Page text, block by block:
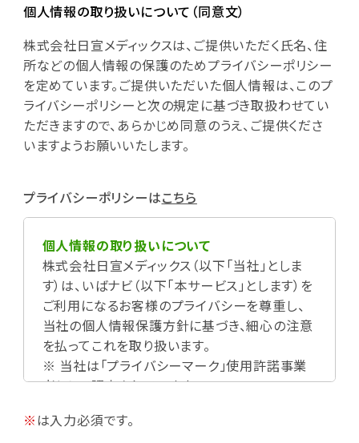
個人情報の取り扱いについて（同意文）
株式会社日宣メディックスは、ご提供いただく氏名、住
所などの個人情報の保護のためプライバシーポリシー
を定めています。ご提供いただいた個人情報は、このプ
ライバシーポリシーと次の規定に基づき取扱わせてい
ただきますので、あらかじめ同意のうえ、ご提供くださ
いますようお願いいたします。
プライバシーポリシーはこちら
個人情報の取り扱いについて
株式会社日宣メディックス（以下「当社」としま
す）は、いばナビ（以下「本サービス」とします）を
ご利用になるお客様のプライバシーを尊重し、
当社の個人情報保護方針に基づき、細心の注意
を払ってこれを取り扱います。
※ 当社は「プライバシーマーク」使用許諾事業
者として認定されています。
※は入力必須です。